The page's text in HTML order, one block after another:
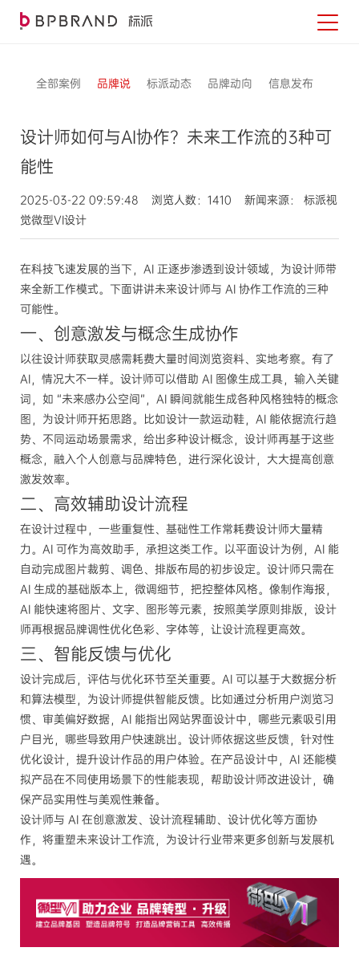
全部案例 品牌说 标派动态 品牌动向 信息发布
设计师如何与AI协作？未来工作流的3种可
能性
2025-03-22 09:59:48 浏览人数：1410 新闻来源： 标派视
觉微型VI设计
在科技飞速发展的当下，AI 正逐步渗透到设计领域，为设计师带
来全新工作模式。下面讲讲未来设计师与 AI 协作工作流的三种
可能性。
一、创意激发与概念生成协作
以往设计师获取灵感需耗费大量时间浏览资料、实地考察。有了
AI，情况大不一样。设计师可以借助 AI 图像生成工具，输入关键
词，如 “未来感办公空间”，AI 瞬间就能生成各种风格独特的概念
图，为设计师开拓思路。比如设计一款运动鞋，AI 能依据流行趋
势、不同运动场景需求，给出多种设计概念，设计师再基于这些
概念，融入个人创意与品牌特色，进行深化设计，大大提高创意
激发效率。
二、高效辅助设计流程
在设计过程中，一些重复性、基础性工作常耗费设计师大量精
力。AI 可作为高效助手，承担这类工作。以平面设计为例，AI 能
自动完成图片裁剪、调色、排版布局的初步设定。设计师只需在
AI 生成的基础版本上，微调细节，把控整体风格。像制作海报，
AI 能快速将图片、文字、图形等元素，按照美学原则排版，设计
师再根据品牌调性优化色彩、字体等，让设计流程更高效。
三、智能反馈与优化
设计完成后，评估与优化环节至关重要。AI 可以基于大数据分析
和算法模型，为设计师提供智能反馈。比如通过分析用户浏览习
惯、审美偏好数据，AI 能指出网站界面设计中，哪些元素吸引用
户目光，哪些导致用户快速跳出。设计师依据这些反馈，针对性
优化设计，提升设计作品的用户体验。在产品设计中，AI 还能模
拟产品在不同使用场景下的性能表现，帮助设计师改进设计，确
保产品实用性与美观性兼备。
设计师与 AI 在创意激发、设计流程辅助、设计优化等方面协
作，将重塑未来设计工作流，为设计行业带来更多创新与发展机
遇。